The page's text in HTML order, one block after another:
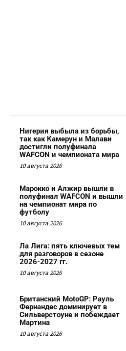
Нигерия выбыла из борьбы,
так как Камерун и Малави
достигли полуфинала
WAFCON и чемпионата мира
10 августа 2026
Марокко и Алжир вышли в
полуфинал WAFCON и вышли
на чемпионат мира по
футболу
10 августа 2026
Ла Лига: пять ключевых тем
для разговоров в сезоне
2026-2027 гг.
10 августа 2026
Британский MotoGP: Рауль
Фернандес доминирует в
Сильверстоуне и побеждает
Мартина
10 августа 2026